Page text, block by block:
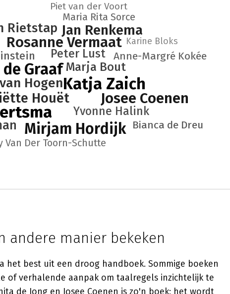
Katja Zaich
Graaf
Mirjam Hordijk
Josee Coenen
Rosanne Vermaat
Jan Renkema
Houët
Hogen
Rietstap
Marja Bout
Peter Lust
Yvonne Halink
Bianca de Dreu
Anne-Margré Kokée
Maria Rita Sorce
Van Der Toorn-Schutte
Piet van der Voort
Karine Bloks
andere manier bekeken
het best uit een droog handboek. Sommige boeken
of verhalende aanpak om taalregels inzichtelijk te
de Jong en Josee Coenen is zo'n boek: het wordt